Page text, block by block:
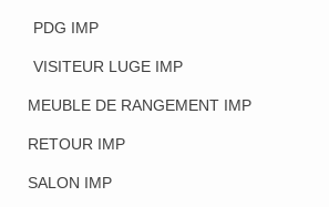
PDG IMP
VISITEUR LUGE IMP
MEUBLE DE RANGEMENT IMP
RETOUR IMP
SALON IMP